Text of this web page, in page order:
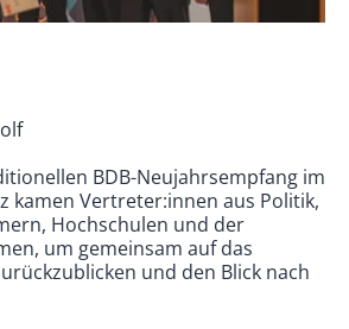
BDB-Neujahrsempfang im
kamen Vertreter:innen aus Politik,
Hochschulen und der
um gemeinsam auf das
und den Blick nach